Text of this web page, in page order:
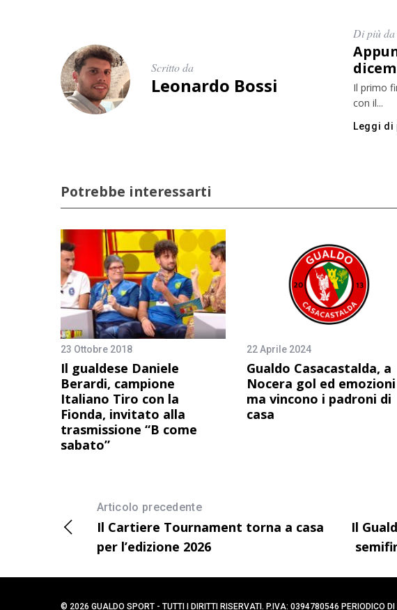
Scritto da
Leonardo Bossi
Di più
Il primo
con il...
Leggi di
Potrebbe interessarti
23 Ottobre 2018
Il gualdese Daniele
Berardi, campione
Italiano Tiro con la
Fionda, invitato alla
trasmissione “B come
sabato”
22 Aprile 2024
Gualdo Casacastalda, a
Nocera gol ed emozioni
ma vincono i padroni di
casa
Articolo precedente
Il Cartiere Tournament torna a casa
per l’edizione 2026
Il
© 2026 GUALDO SPORT - TUTTI I DIRITTI RISERVATI. P.IVA: 0394780546 PERIODICO